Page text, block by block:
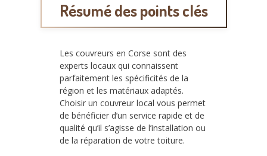
Résumé des points clés
Les couvreurs en Corse sont des
experts locaux qui connaissent
parfaitement les spécificités de la
région et les matériaux adaptés.
Choisir un couvreur local vous permet
de bénéficier d’un service rapide et de
qualité qu’il s’agisse de l’installation ou
de la réparation de votre toiture.